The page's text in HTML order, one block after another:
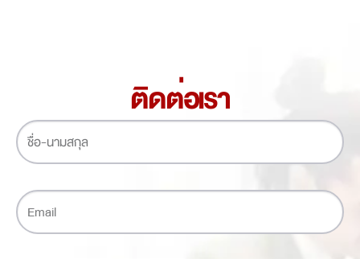
ติดต่อเรา